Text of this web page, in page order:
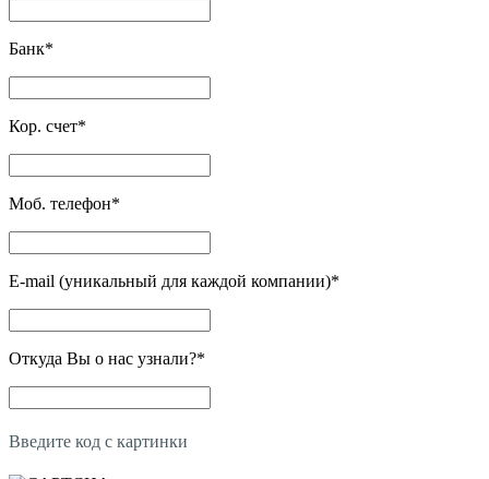
Банк*
Кор. счет*
Моб. телефон*
E-mail (уникальный для каждой компании)*
Откуда Вы о нас узнали?*
Введите код с картинки